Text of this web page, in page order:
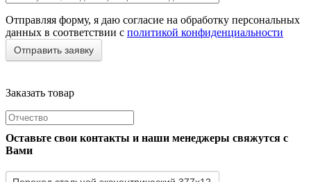
Отправляя форму, я даю согласие на обработку персональных
данных в соответствии с политикой конфиденциальности
Заказать товар
Оставьте свои контакты и наши менеджеры свяжутся с
Вами